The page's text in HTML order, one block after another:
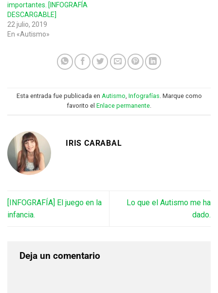
importantes. [INFOGRAFÍA
DESCARGABLE]
22 julio, 2019
En «Autismo»
Esta entrada fue publicada en Autismo, Infografías. Marque como
favorito el Enlace permanente.
IRIS CARABAL
[INFOGRAFÍA] El juego en la
infancia.
Lo que el Autismo me ha
dado.
Deja un comentario